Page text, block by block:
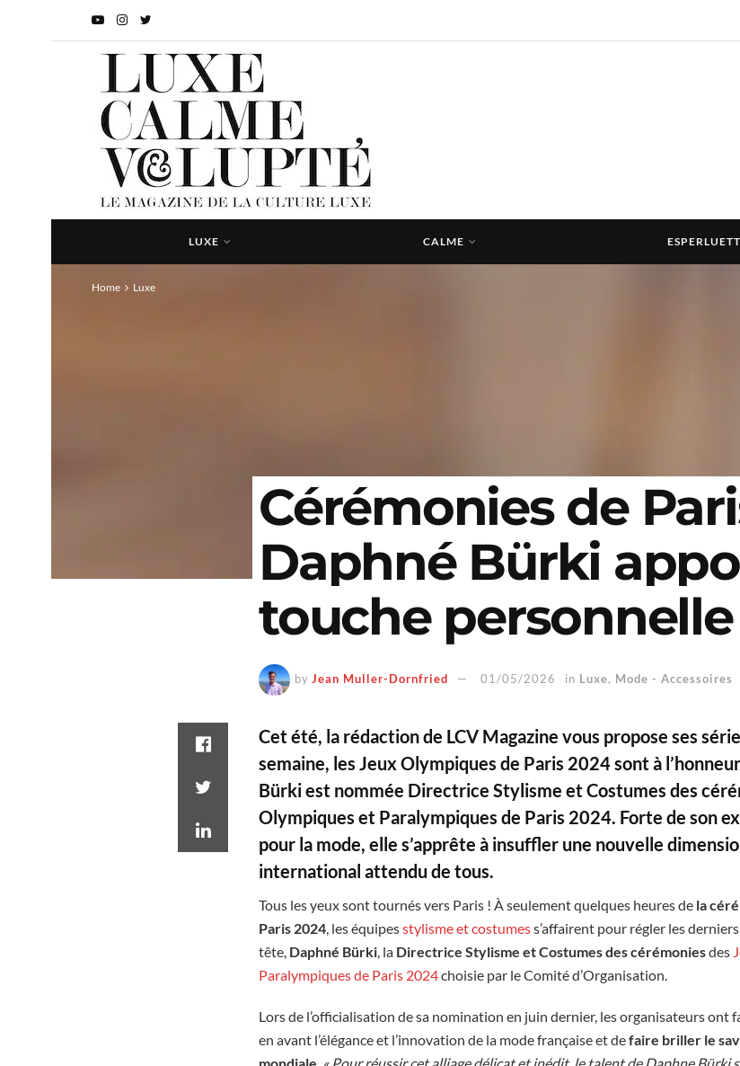
LUXE CALME
Home Luxe
Cérémonies de
Daphné Bürki
touche personnelle
by Jean Muller-Dornfried 01/05/2026 in Luxe, Mode - Accessoires
Cet été, la rédaction de LCV Magazine vous propose ses
semaine, les Jeux Olympiques de Paris 2024sont à
Bürki est nommée Directrice Stylisme et Costumes des
Olympiques et Paralympiques de Paris 2024. Forte de son
pour la mode, elle s’apprête à insuffler une nouvelle
international attendu de tous.
Tous les yeux sont tournés vers Paris ! À seulement quelques heures de la
Paris 2024, les équipesstylisme et costumess’affairent pour régler les
tête, Daphné Bürki, la Directrice Stylisme et Costumes des cérémoniesdes
Paralympiques de Paris 2024choisie par le Comité d’Organisation.
Lors de l’officialisation de sa nomination en juin dernier, les organisateurs
en avant l’élégance et l’innovation de la mode française et defaire briller le